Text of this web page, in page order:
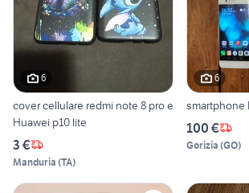
6
cover cellulare redmi note 8 pro e
Huawei p10 lite
3 €
Manduria (TA)
6
smartphone
100 €
Gorizia (GO)